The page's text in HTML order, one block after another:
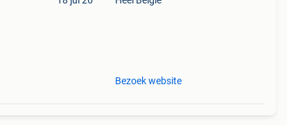
Bezoek website